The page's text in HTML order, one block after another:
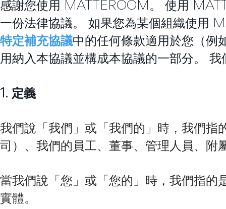
感謝您使用 MATTEROOM。 使用
一份法律協議。 如果您為某個組織使用
特定補充協議中的任何條款適用於您（例
用納入本協議並構成本協議的一部分。
1. 定義
我們說「我們」或「我們的」時，我們
司）、我們的員工、董事、管理人員、附
當我們說「您」或「您的」時，我們指
實體。